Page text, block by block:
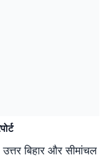
उत्तर बिहार और सीमांचल